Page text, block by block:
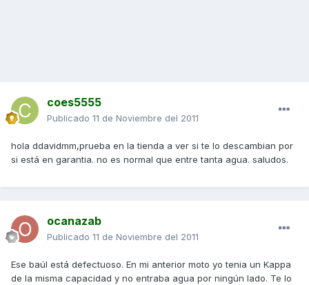
coes5555
Publicado 11 de Noviembre del 2011
hola ddavidmm,prueba en la tienda a ver si te lo descambian por
si está en garantia. no es normal que entre tanta agua. saludos.
ocanazab
Publicado 11 de Noviembre del 2011
Ese baúl está defectuoso. En mi anterior moto yo tenia un Kappa
de la misma capacidad y no entraba agua por ningún lado. Te lo